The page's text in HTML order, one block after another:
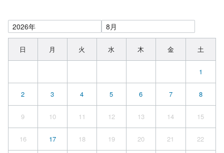
日 月 火 水 木 金 土
1
2 3 4 5 6 7 8
9 10 11 12 13 14 15
16 17 18 19 20 21 22